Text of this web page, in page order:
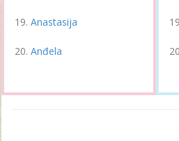
Anastasija
Anđela